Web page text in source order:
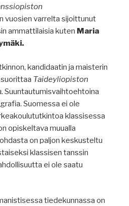
vuosien varrelta sijoittunut
ammattilaisia kuten Maria
kandidaatin ja maisterin
Taideyliopiston
Suuntautumisvaihtoehtoina
Suomessa ei ole
klassisessa
opiskeltava muualla
on paljon keskusteltu
klassisen tanssin
ei ole saatu
tiedekunnassa on